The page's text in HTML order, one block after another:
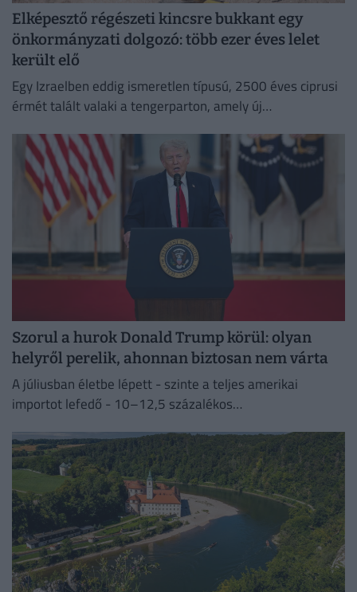
Elképesztő régészeti kincsre bukkant egy
önkormányzati dolgozó: több ezer éves lelet
került elő
Egy Izraelben eddig ismeretlen típusú, 2500 éves ciprusi
érmét talált valaki a tengerparton, amely új
kereskedelemről.
Szorul a hurok Donald Trump körül: olyan
helyről perelik, ahonnan biztosan nem várta
A júliusban életbe lépett - szinte a teljes amerikai
importot lefedő - 10–12,5 százalékos
fellépéssel indokolja.